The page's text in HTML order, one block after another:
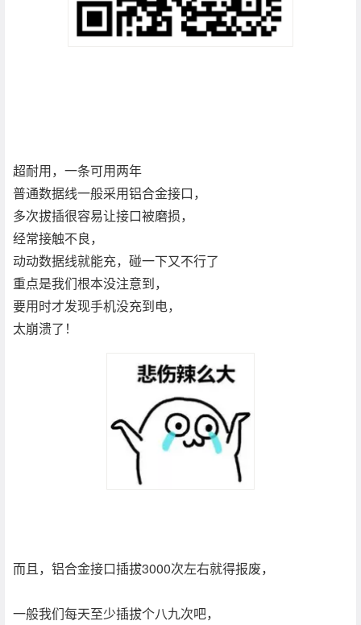
超耐用，一条可用两年
普通数据线一般采用铝合金接口，
多次拔插很容易让接口被磨损，
经常接触不良，
动动数据线就能充，碰一下又不行了
重点是我们根本没注意到，
要用时才发现手机没充到电，
太崩溃了！
而且，铝合金接口插拔3000次左右就得报废，
一般我们每天至少插拔个八九次吧，